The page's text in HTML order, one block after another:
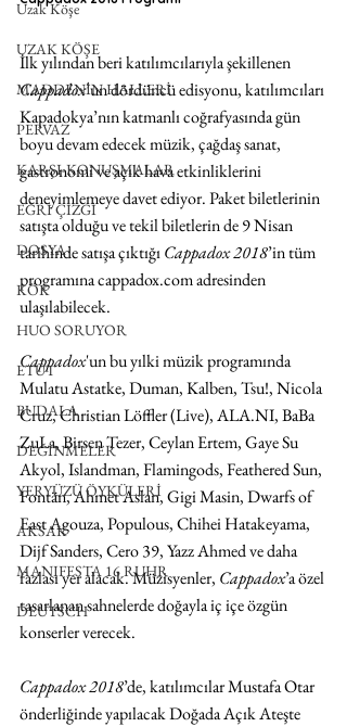
Uzak Köşe
UZAK KÖŞE
MADDENİN HALLERİ
PERVAZ
KARŞI-KONUŞMALAR
EĞRİ ÇİZGİ
DOSYA
KÖK
HUO SORUYOR
ETÜT
BUDALA
DEĞİNMELER
YERYÜZÜ ÖYKÜLERİ
AKSAK
MANIFESTA 16 RUHR
DEUTSCH
İlk yılından beri katılımcılarıyla şekillenen
Cappadox’un dördüncü edisyonu, katılımcıları
Kapadokya’nın katmanlı coğrafyasında gün
boyu devam edecek müzik, çağdaş sanat,
gastronomi ve açık hava etkinliklerini
deneyimlemeye davet ediyor. Paket biletlerinin
satışta olduğu ve tekil biletlerin de 9 Nisan
tarihinde satışa çıktığı Cappadox 2018’in tüm
programına cappadox.com adresinden
ulaşılabilecek.
Cappadox'un bu yılki müzik programında
Mulatu Astatke, Duman, Kalben, Tsu!, Nicola
Cruz, Christian Löffler (Live), ALA.NI, BaBa
ZuLa, Birsen Tezer, Ceylan Ertem, Gaye Su
Akyol, Islandman, Flamingods, Feathered Sun,
Fontän, Ahmet Aslan, Gigi Masin, Dwarfs of
East Agouza, Populous, Chihei Hatakeyama,
Dijf Sanders, Cero 39, Yazz Ahmed ve daha
fazlası yer alacak. Müzisyenler, Cappadox’a özel
tasarlanan sahnelerde doğayla iç içe özgün
konserler verecek.
Cappadox 2018’de, katılımcılar Mustafa Otar
önderliğinde yapılacak Doğada Açık Ateşte